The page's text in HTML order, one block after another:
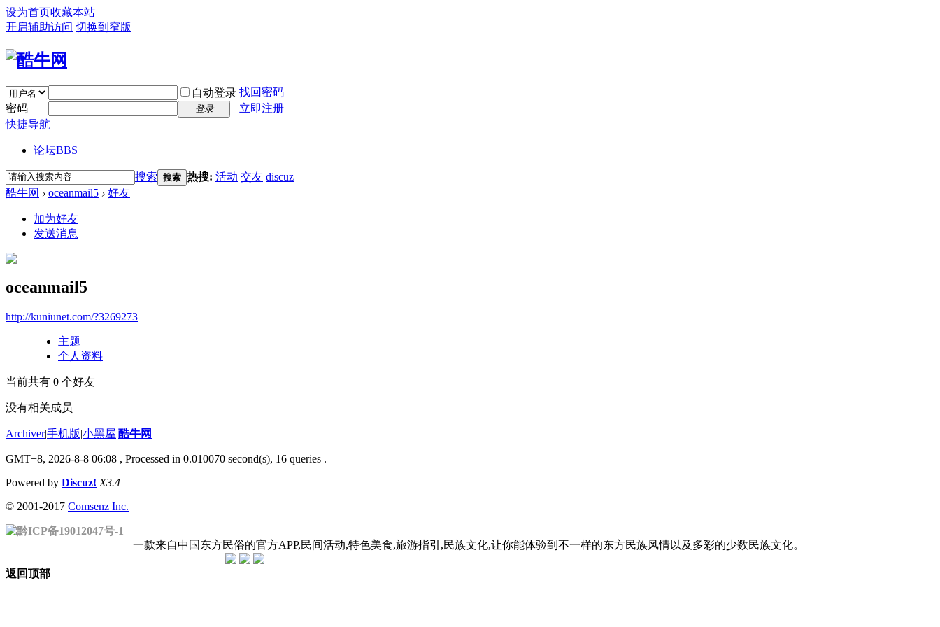
设为首页收藏本站
开启辅助访问 切换到窄版
自动登录 找回密码
密码
登录
立即注册
快捷导航
论坛BBS
搜索 搜索 热搜: 活动 交友 discuz
酷牛网 › oceanmail5 › 好友
加为好友
发送消息
oceanmail5
http://kuniunet.com/?3269273
主题
个人资料
当前共有 0 个好友
没有相关成员
Archiver|手机版|小黑屋|酷牛网
GMT+8, 2026-8-8 06:08 , Processed in 0.010070 second(s), 16 queries .
Powered by Discuz! X3.4
© 2001-2017 Comsenz Inc.
黔ICP备19012047号-1
一款来自中国东方民俗的官方APP,民间活动,特色美食,旅游指引,民族文化,让你能体验到不一样的东方民族风情以及多彩的少数民族文化。
返回顶部